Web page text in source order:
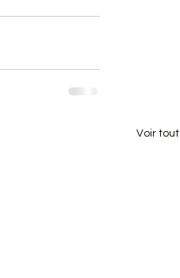
Voir tout